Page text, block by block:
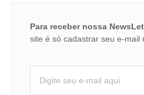
Para receber nossa
site é só cadastrar seu e-mail